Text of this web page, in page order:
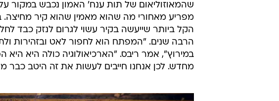
שהמאוזוליאום של תות ענח' האמון נכבש במקור
מפריע מאחורי מה שהוא מאמין שהוא קיר מחיצה.
הקל ביותר שייעשה בקיר עשוי לגרום לנזק כבד
הרבה שנים. "המפתח הוא לחפור לאט ובזהירות
במירוץ", אמר ריבס. "הארכיאולוגיה כולה היא היא
מחדש. לכן אנחנו חייבים לעשות את זה היטב כבר